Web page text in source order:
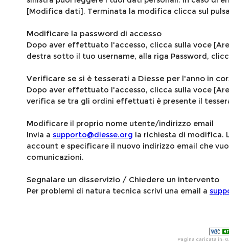
[Modifica dati]. Terminata la modifica clicca sul
Modificare la password di accesso
Dopo aver effettuato l'accesso, clicca sulla voce
destra sotto il tuo username, alla riga Password,
Verificare se si è tesserati a Diesse per l'anno in
Dopo aver effettuato l'accesso, clicca sulla voce
verifica se tra gli ordini effettuati è presente il
Modificare il proprio nome utente/indirizzo email
Invia a supporto@diesse.org la richiesta di modifica.
account e specificare il nuovo indirizzo email che
comunicazioni.
Segnalare un disservizio / Chiedere un intervento
Per problemi di natura tecnica scrivi una email a
Pagina caricata in: